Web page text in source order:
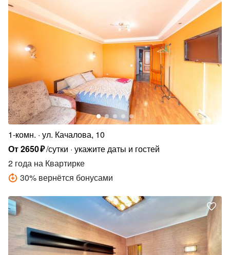
1-комн. ул. Качалова, 10
От2650₽/сутки укажите даты и гостей
2 года на Квартирке
30% вернётся бонусами